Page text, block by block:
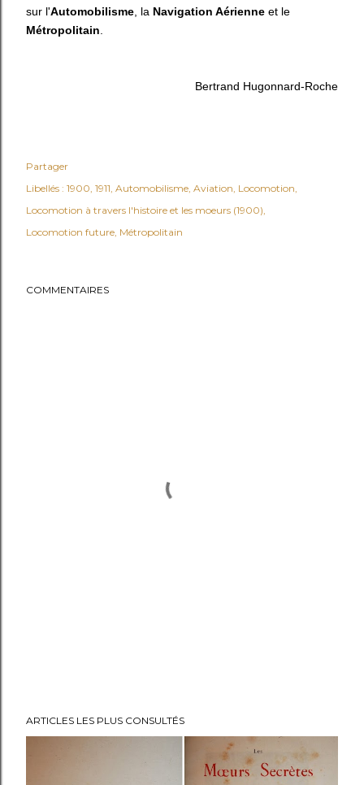
sur l'Automobilisme , la Navigation Aérienne et le
Métropolitain
Bertrand Hugonnard-Roche
Partager
Libellés : 1900 1911 Automobilisme Aviation Locomotion
Locomotion à travers l'histoire et les moeurs (1900)
Locomotion future Métropolitain
COMMENTAIRES
ARTICLES LES PLUS CONSULTÉS